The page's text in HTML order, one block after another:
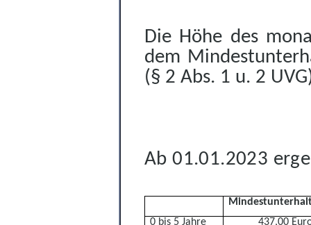
Die Höhe des
dem
(§ 2 Abs. 1 u. 2
Ab 01.01.2023
0 bis 5 Jahre
437,00